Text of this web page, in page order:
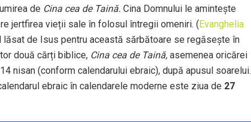
de Cina cea de Taină. Cina Domnului le amintește
jertfirea vieții sale în folosul întregii omeniri. ( Evanghelia
lăsat de Isus pentru această sărbătoare se regăsește în
două cărți biblice, Cina cea de Taină, asemenea oricărei
nisan (conform calendarului ebraic), după apusul soarelui.
ebraic în calendarele moderne este ziua de 27